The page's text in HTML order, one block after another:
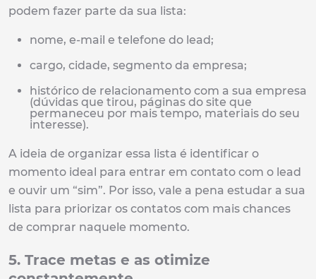
podem fazer parte da sua lista:
nome, e-mail e telefone do lead;
cargo, cidade, segmento da empresa;
histórico de relacionamento com a sua empresa
(dúvidas que tirou, páginas do site que
permaneceu por mais tempo, materiais do seu
interesse).
A ideia de organizar essa lista é identificar o
momento ideal para entrar em contato com o lead
e ouvir um “sim”. Por isso, vale a pena estudar a sua
lista para priorizar os contatos com mais chances
de comprar naquele momento.
5. Trace metas e as otimize